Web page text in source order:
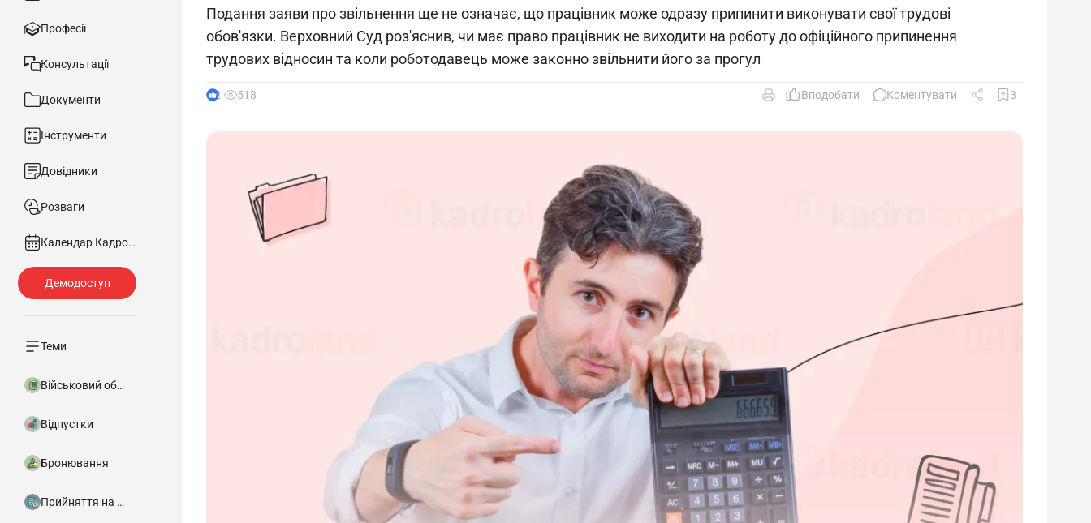
Професії
Консультації
Документи
Інструменти
Довідники
Розваги
Календар Кадровика
Теми
Військовий облік
Відпустки
Бронювання
Прийняття на роботу
Подання заяви про звільнення ще не означає, що працівник може одразу припинити виконувати свої трудові
обов'язки. Верховний Суд роз'яснив, чи має право працівник не виходити на роботу до офіційного припинення
трудових відносин та коли роботодавець може законно звільнити його за прогул
2 518 Вподобати Коментувати 3